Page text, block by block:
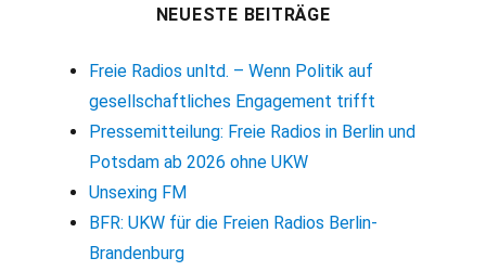
NEUESTE BEITRÄGE
Freie Radios unltd. – Wenn Politik auf
gesellschaftliches Engagement trifft
Pressemitteilung: Freie Radios in Berlin und
Potsdam ab 2026 ohne UKW
Unsexing FM
BFR: UKW für die Freien Radios Berlin-
Brandenburg